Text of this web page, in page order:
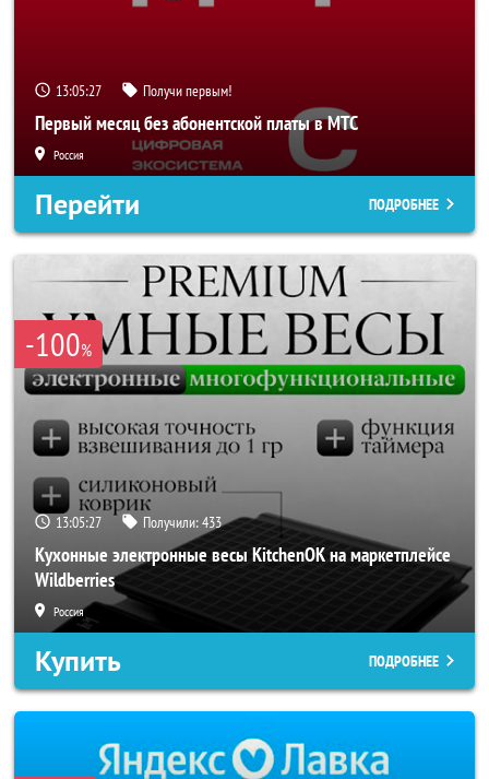
13:05:25 Получи первым!
Первый месяц без абонентской платы в МТС
Россия
Перейти ПОДРОБНЕЕ
-100%
13:05:25 Получили:433
Кухонные электронные весы KitchenOK на маркетплейсе
Wildberries
Россия
Купить ПОДРОБНЕЕ